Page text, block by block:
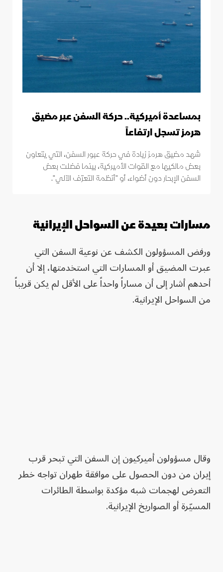
بمساعدة أميركية.. حركة السفن عبر مضيق
هرمز تسجل ارتفاعاً
شهد مضيق هرمز زيادة في حركة عبور السفن، التي يتعاون
بعض مالكيها مع القوات الأميركية، بينما فضلت بعض
السفن الإبحار دون أضواء، أو "أنظمة التعرّف الآلي".
مسارات بعيدة عن السواحل الإيرانية
ورفض المسؤولون الكشف عن نوعية السفن التي
عبرت المضيق أو المسارات التي استخدمتها، إلا أن
أحدهم أشار إلى أن مساراً واحداً على الأقل لم يكن قريباً
من السواحل الإيرانية.
وقال مسؤولون أميركيون إن السفن التي تبحر قرب
إيران من دون الحصول على موافقة طهران تواجه خطر
التعرض لهجمات شبه مؤكدة بواسطة الطائرات
المسيّرة أو الصواريخ الإيرانية.